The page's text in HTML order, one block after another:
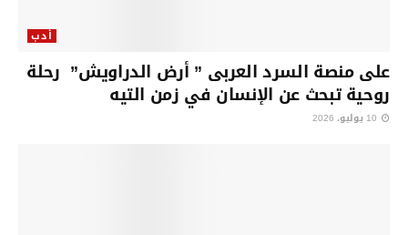
أدب
على منصة السرد العربى ” أرض الدراويش” رحلة
روحية تبحث عن الإنسان في زمن التيه